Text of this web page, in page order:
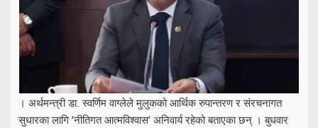
। अर्थमन्त्री डा. स्वर्णिम वाग्लेले मुलुकको आर्थिक रुपान्तरण र संरचनागत
सुधारका लागि ‘नीतिगत आत्मविश्वास’ अनिवार्य रहेको बताएका छन् । बुधवार